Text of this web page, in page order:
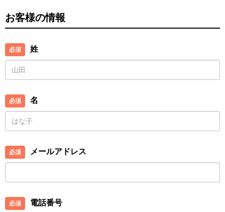
お客様の情報
姓
名
メールアドレス
電話番号